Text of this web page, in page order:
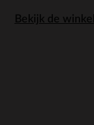
Bekijk de